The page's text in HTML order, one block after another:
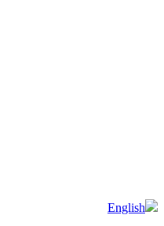
English